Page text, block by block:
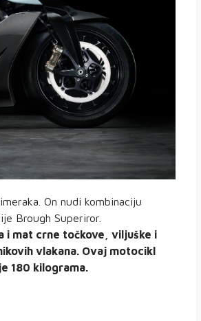
On nudi kombinaciju
Brough Superiror.
i mat crne točkove, viljuške i
vlakana. Ovaj motocikl
180 kilograma.